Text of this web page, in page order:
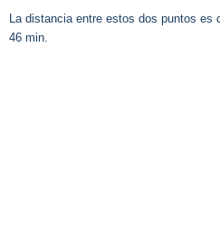
La distancia entre estos dos puntos es
46 min.